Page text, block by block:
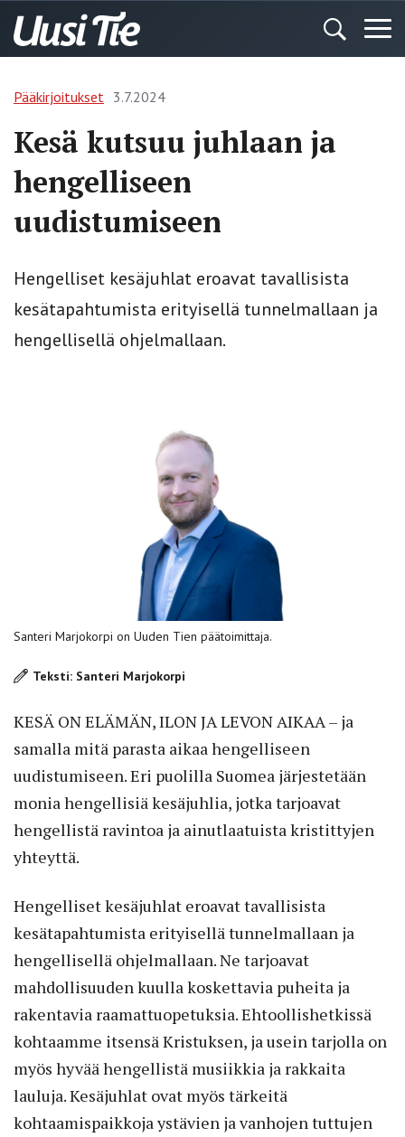
Pääkirjoitukset 3.7.2024
Kesä kutsuu juhlaan ja
hengelliseen
uudistumiseen
Hengelliset kesäjuhlat eroavat tavallisista
kesätapahtumista erityisellä tunnelmallaan ja
hengellisellä ohjelmallaan.
Santeri Marjokorpi on Uuden Tien päätoimittaja.
Teksti: Santeri Marjokorpi
KESÄ ON ELÄMÄN, ILON JA LEVON AIKAA – ja
samalla mitä parasta aikaa hengelliseen
uudistumiseen. Eri puolilla Suomea järjestetään
monia hengellisiä kesäjuhlia, jotka tarjoavat
hengellistä ravintoa ja ainutlaatuista kristittyjen
yhteyttä.
Hengelliset kesäjuhlat eroavat tavallisista
kesätapahtumista erityisellä tunnelmallaan ja
hengellisellä ohjelmallaan. Ne tarjoavat
mahdollisuuden kuulla koskettavia puheita ja
rakentavia raamattuopetuksia. Ehtoollishetkissä
kohtaamme itsensä Kristuksen, ja usein tarjolla on
myös hyvää hengellistä musiikkia ja rakkaita
lauluja. Kesäjuhlat ovat myös tärkeitä
kohtaamispaikkoja ystävien ja vanhojen tuttujen